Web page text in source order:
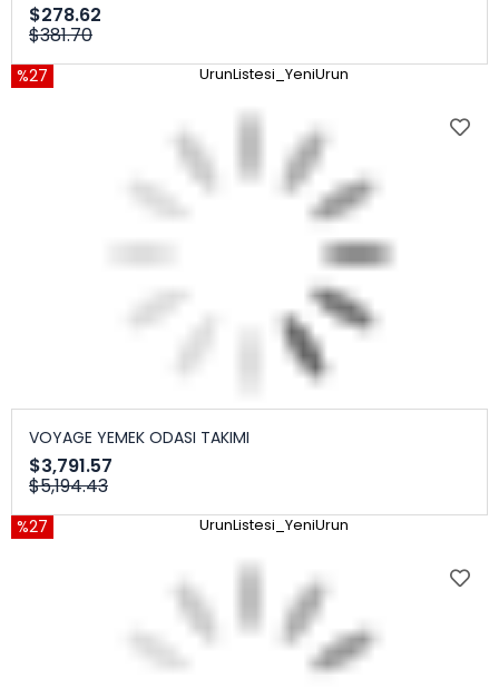
$278.62
$381.70
%27 UrunListesi_YeniUrun
VOYAGE YEMEK ODASI TAKIMI
$3,791.57
$5,194.43
%27 UrunListesi_YeniUrun